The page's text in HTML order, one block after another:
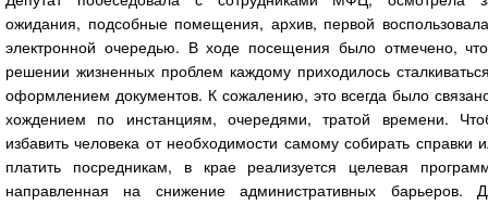
ожидания, подсобные помещения, архив, первой
электронной очередью. В ходе посещения было отмечено,
решении жизненных проблем каждому приходилось
оформлением документов. К сожалению, это всегда было
хождением по инстанциям, очередями, тратой времени.
избавить человека от необходимости самому собирать справки
платить посредникам, в крае реализуется целевая
направленная на снижение административных барьеров.